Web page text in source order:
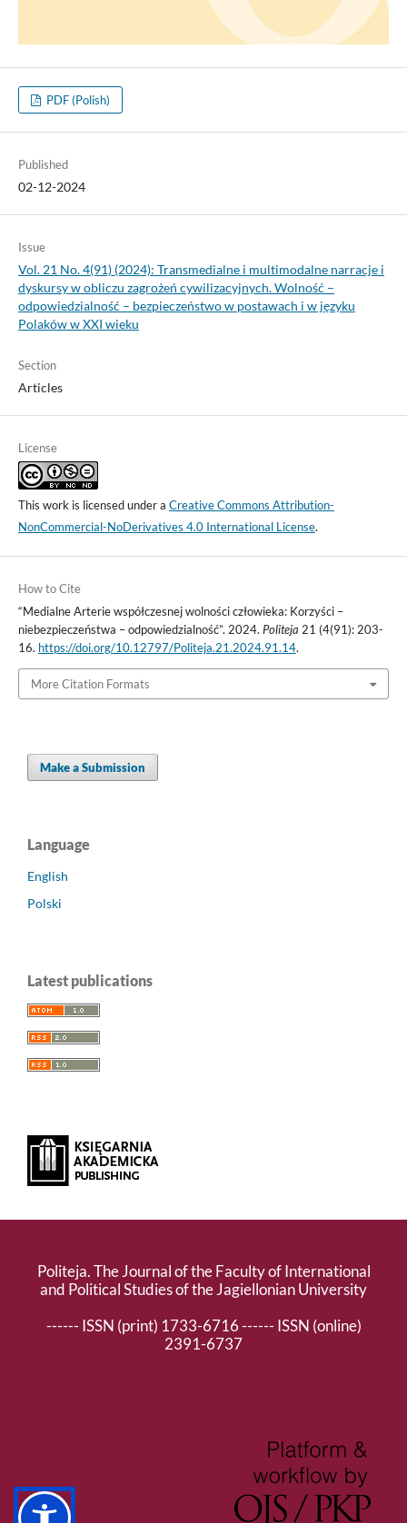
PDF (Polish)
Published
02-12-2024
Issue
Vol. 21 No. 4(91) (2024): Transmedialne i multimodalne narracje i
dyskursy w obliczu zagrożeń cywilizacyjnych. Wolność –
odpowiedzialność – bezpieczeństwo w postawach i w języku
Polaków w XXI wieku
Section
Articles
License
This work is licensed under a Creative Commons Attribution-
NonCommercial-NoDerivatives 4.0 International License.
How to Cite
“Medialne Arterie współczesnej wolności człowieka: Korzyści –
niebezpieczeństwa – odpowiedzialność”. 2024. Politeja 21 (4(91): 203-
16. https://doi.org/10.12797/Politeja.21.2024.91.14.
More Citation Formats
Make a Submission
Language
English
Polski
Latest publications
Politeja. The Journal of the Faculty of International
and Political Studies of the Jagiellonian University
------ ISSN (print) 1733-6716 ------ ISSN (online)
2391-6737